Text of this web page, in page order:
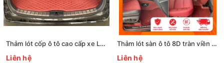
Thảm lót cốp ô tô cao cấp xe Lexus Rx500 2023
Liên hệ
Thảm lót sàn ô tô 8D tràn viền xe Lexus Rx500 2023
Liên hệ